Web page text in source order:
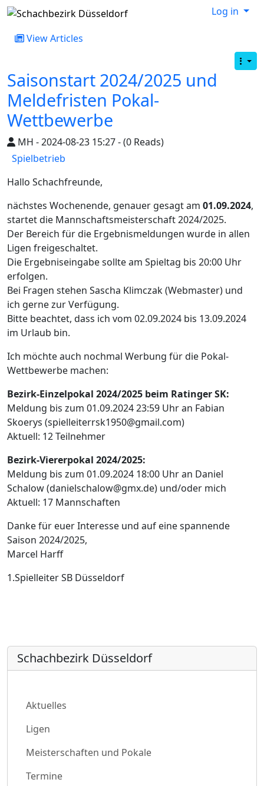
Log in
View Articles
Saisonstart 2024/2025 und
Meldefristen Pokal-
Wettbewerbe
MH - 2024-08-23 15:27 - (0 Reads)
Spielbetrieb
Hallo Schachfreunde,
nächstes Wochenende, genauer gesagt am 01.09.2024,
startet die Mannschaftsmeisterschaft 2024/2025.
Der Bereich für die Ergebnismeldungen wurde in allen
Ligen freigeschaltet.
Die Ergebniseingabe sollte am Spieltag bis 20:00 Uhr
erfolgen.
Bei Fragen stehen Sascha Klimczak (Webmaster) und
ich gerne zur Verfügung.
Bitte beachtet, dass ich vom 02.09.2024 bis 13.09.2024
im Urlaub bin.
Ich möchte auch nochmal Werbung für die Pokal-
Wettbewerbe machen:
Bezirk-Einzelpokal 2024/2025 beim Ratinger SK:
Meldung bis zum 01.09.2024 23:59 Uhr an Fabian
Skoerys (spielleiterrsk1950@gmail.com)
Aktuell: 12 Teilnehmer
Bezirk-Viererpokal 2024/2025:
Meldung bis zum 01.09.2024 18:00 Uhr an Daniel
Schalow (danielschalow@gmx.de) und/oder mich
Aktuell: 17 Mannschaften
Danke für euer Interesse und auf eine spannende
Saison 2024/2025,
Marcel Harff
1.Spielleiter SB Düsseldorf
Schachbezirk Düsseldorf
Aktuelles
Ligen
Meisterschaften und Pokale
Termine